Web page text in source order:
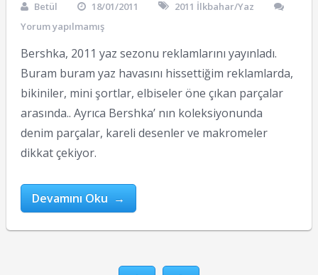
Betül 18/01/2011
2011 İlkbahar/Yaz
Yorum yapılmamış
Bershka, 2011 yaz sezonu reklamlarını yayınladı.
Buram buram yaz havasını hissettiğim reklamlarda,
bikiniler, mini şortlar, elbiseler öne çıkan parçalar
arasında.. Ayrıca Bershka’ nın koleksiyonunda
denim parçalar, kareli desenler ve makromeler
dikkat çekiyor.
Devamını Oku →